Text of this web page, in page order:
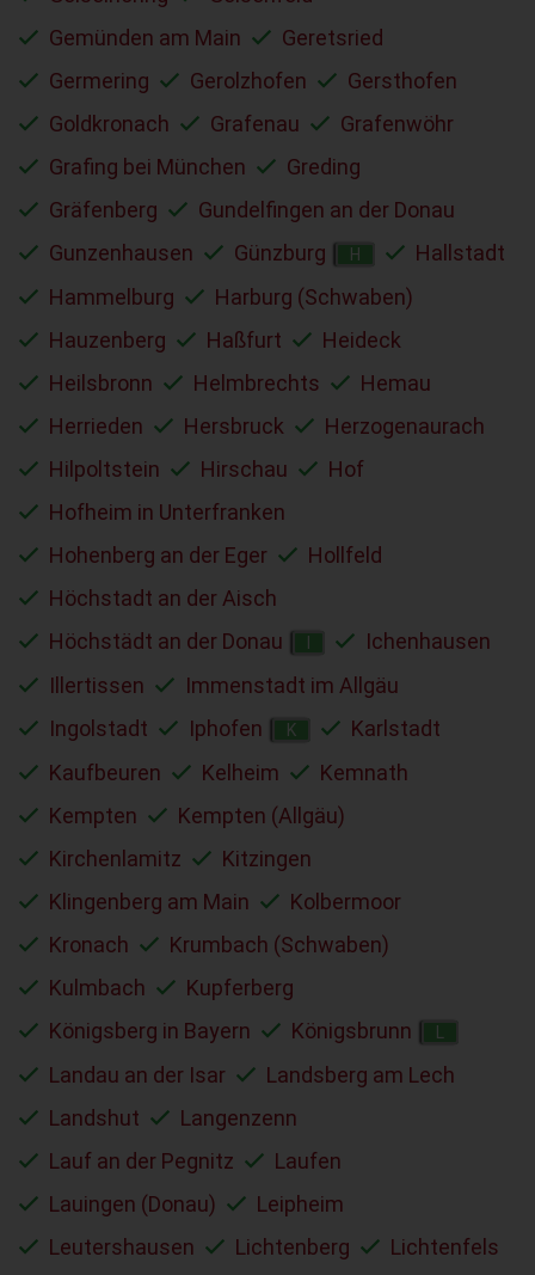
Gemünden am Main
Geretsried
Germering
Gerolzhofen
Gersthofen
Goldkronach
Grafenau
Grafenwöhr
Grafing bei München
Greding
Gräfenberg
Gundelfingen an der Donau
Gunzenhausen
Günzburg H
Hallstadt
Hammelburg
Harburg (Schwaben)
Hauzenberg
Haßfurt
Heideck
Heilsbronn
Helmbrechts
Hemau
Herrieden
Hersbruck
Herzogenaurach
Hilpoltstein
Hirschau
Hof
Hofheim in Unterfranken
Hohenberg an der Eger
Hollfeld
Höchstadt an der Aisch
Höchstädt an der Donau
Ichenhausen
Illertissen
Immenstadt im Allgäu
Ingolstadt
Iphofen K
Karlstadt
Kaufbeuren
Kelheim
Kemnath
Kempten
Kempten (Allgäu)
Kirchenlamitz
Kitzingen
Klingenberg am Main
Kolbermoor
Kronach
Krumbach (Schwaben)
Kulmbach
Kupferberg
Königsberg in Bayern
Königsbrunn
Landau an der Isar
Landsberg am Lech
Landshut
Langenzenn
Lauf an der Pegnitz
Laufen
Lauingen (Donau)
Leipheim
Leutershausen
Lichtenberg
Lichtenfels